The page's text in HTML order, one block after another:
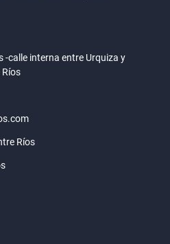
-calle interna entre Urquiza y
Ríos
Ríos